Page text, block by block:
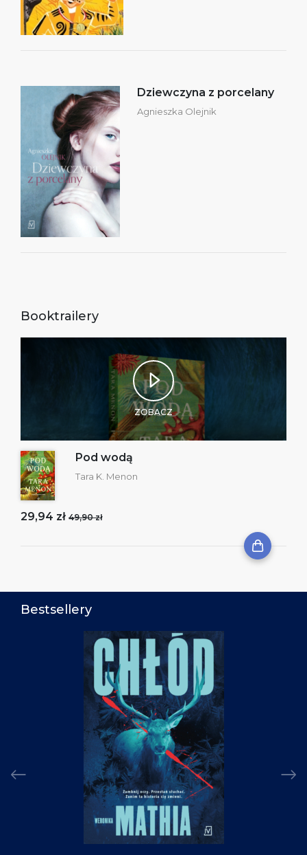
Dziewczyna z porcelany
Agnieszka Olejnik
Booktrailery
ZOBACZ
Pod wodą
Tara K. Menon
29,94 zł 49,90 zł
Bestsellery